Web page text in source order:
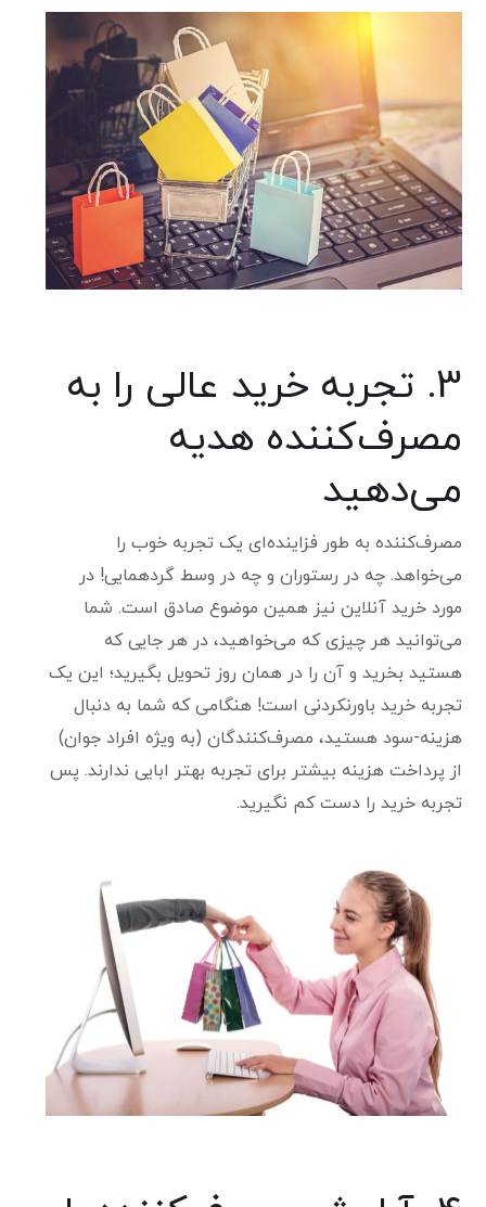
3. تجربه خرید عالی را به
مصرف‌کننده هدیه
می‌دهید
مصرف‌کننده به طور فزاینده‌ای یک تجربه خوب را
می‌خواهد. چه در رستوران و چه در وسط گردهمایی! در
مورد خرید آنلاین نیز همین موضوع صادق است. شما
می‌توانید هر چیزی که می‌خواهید، در هر جایی که
هستید بخرید و آن را در همان روز تحویل بگیرید؛ این یک
تجربه خرید باورنکردنی است! هنگامی که شما به دنبال
هزینه-سود هستید، مصرف‌کنندگان (به ویژه افراد جوان)
از پرداخت هزینه بیشتر برای تجربه بهتر ابایی ندارند. پس
تجربه خرید را دست کم نگیرید.